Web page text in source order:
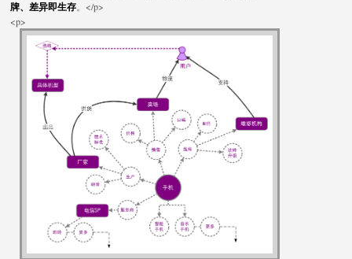
牌、差异即生存。</p>
<p>